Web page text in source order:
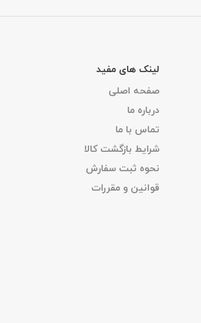
لینک های مفید
صفحه اصلی
درباره ما
تماس با ما
شرایط بازگشت کالا
نحوه ثبت سفارش
قوانین و مقررات